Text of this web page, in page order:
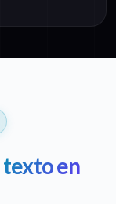
texto en